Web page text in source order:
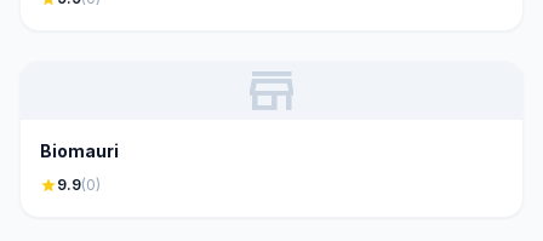
store
Biomauri
star9.9(0)